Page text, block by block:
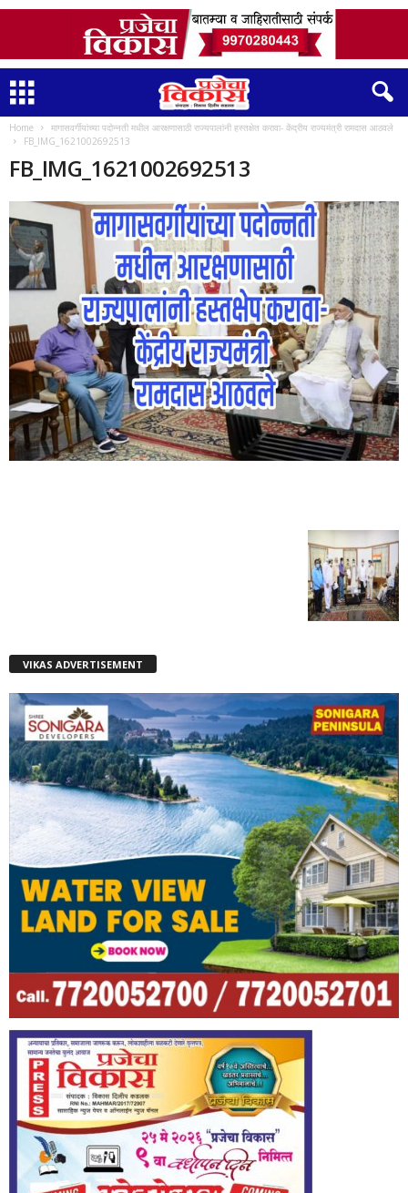
Home
मागासवर्गीयांच्या पदोन्नती मधील आरक्षणासाठी राज्यपालांनी हस्तक्षेत करावा- केंद्रीय राज्यमंत्री रामदास आठवले
FB_IMG_1621002692513
FB_IMG_1621002692513
VIKAS ADVERTISEMENT